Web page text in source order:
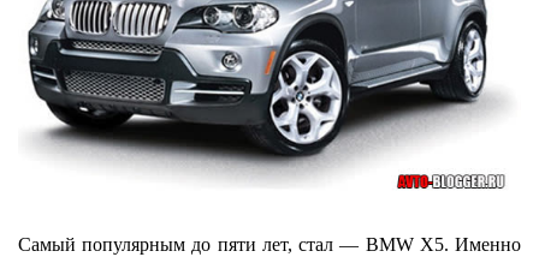
Самый популярным до пяти лет, стал — BMW X5. Именно